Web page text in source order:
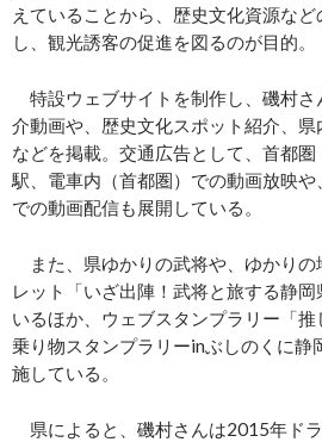
えていることから、歴史文化資源な
し、観光誘客の促進を図るのが目的。
特設ウェブサイトを制作し、磯村さ
介動画や、歴史文化スポット紹介、
などを掲載。交通広告として、首都
駅、電車内（首都圏）での動画放映や
での動画配信も展開している。
また、県ゆかりの武将や、ゆかりの
レット「いざ出陣！武将と旅する静
いるほか、ウェブスタンプラリー「
乗り物スタンプラリーinぶしのくに静
施している。
県によると、磯村さんは2015年ド